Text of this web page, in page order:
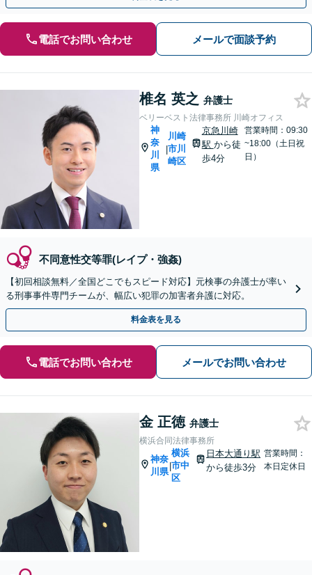
電話でお問い合わせ メールで面談予約
椎名 英之 弁護士
ベリーベスト法律事務所 川崎オフィス
神
奈
川
県
|
川崎
市川
崎区
京急川崎
駅 から徒
歩4分
営業時間：09:30
~18:00（土日祝
日）
不同意性交等罪(レイプ・強姦)
【初回相談無料／全国どこでもスピード対応】元検事の弁護士が率い
る刑事事件専門チームが、幅広い犯罪の加害者弁護に対応。
料金表を見る
電話でお問い合わせ メールでお問い合わせ
金 正徳 弁護士
横浜合同法律事務所
神奈
川県
|
横浜
市中
区
日本大通り駅
から徒歩3分
営業時間：
本日定休日